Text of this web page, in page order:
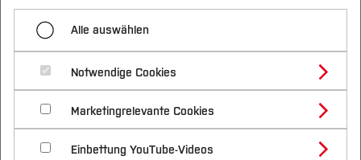
Studium
Studienangebote
Bachelorstudiengänge
Masterstudiengänge
Vor dem Studium
Bewerben & Einschreiben
Bewerbungsportal
Im Studium
Studienbüros und Prüfungen
Nach dem Studium
Forschung & Transfer
Profil
Forschungs- und Transferprofil
Schwerpunkte (FuT)
Beratung & Förderung
Nachhaltigkeit
Nachhaltigkeit studieren
International
Neuerungen TYPO3 V13
Akkordeon
Bildbühne
Dateilink
Jobbörse
Kategorien
Alle auswählen
Notwendige Cookies
Marketingrelevante Cookies
Einbettung YouTube-Videos